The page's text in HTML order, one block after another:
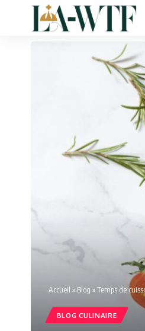
Accueil » Blog »Temps de
BLOG CULINAIRE